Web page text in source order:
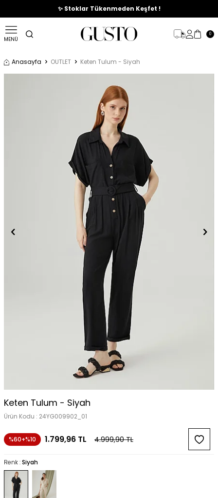
🎉%70'e Varan Büyük Yaz İndirim Başladı !
✨ Stoklar Tükenmeden Keşfet !
MENÜ
0
Anasayfa OUTLET Keten Tulum - Siyah
Keten Tulum - Siyah
Ürün Kodu : 24YG009902_01
%60+%10 1.799,96 TL 4.999,90TL
Renk :Siyah